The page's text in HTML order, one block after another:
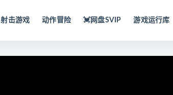
射击游戏 动作冒险 💓网盘SVIP 游戏运行库